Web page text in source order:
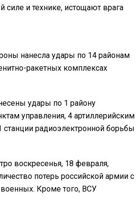
и технике, истощают врага
нанесла удары по 14 районам
ракетных комплексах
удары по 1 району
управления, 4 артиллерийским
радиоэлектронной борьбы
воскресенья, 18 февраля,
потерь российской армии с
военных. Кроме того, ВСУ